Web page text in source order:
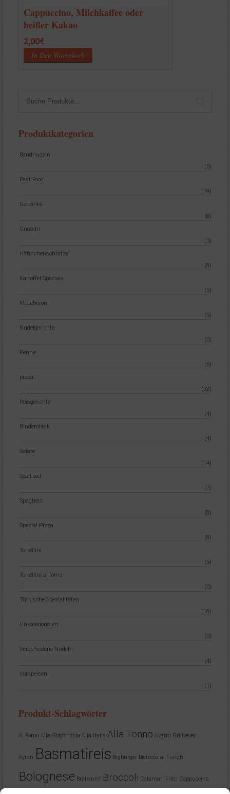
Cappuccino, Milchkaffee oder
heißer Kakao
2,00€
In Den Warenkorb
Produktkategorien
Bandnudeln
(6)
Fast Food
(19)
Getränke
(8)
Gnocchi
(3)
Hähnchenschnitzel
(8)
Kartoffel Speziale
(5)
Maccheroni
(5)
Nudelgerichte
(0)
Penne
(6)
pizza
(32)
Reisgerichte
(4)
Rindersteak
(4)
Salate
(14)
Sea Food
(7)
Spaghetti
(8)
Spezial Pizza
(8)
Tortellini
(5)
Tortellini al forno
(0)
Türkische Spezialitäten
(18)
Unkategorisiert
(0)
Verschiedene Nudeln
(4)
Vorspeisen
(1)
Produkt-Schlagwörter
Al Forno Alla Gorgonzola Alla Italia Alla Tonno Avanti Grillteller
Ayran Basmatireis Bigburger Bistecca al Funghi
Bolognese Bratwurst Broccoli Calamari Fritti Cappuccino